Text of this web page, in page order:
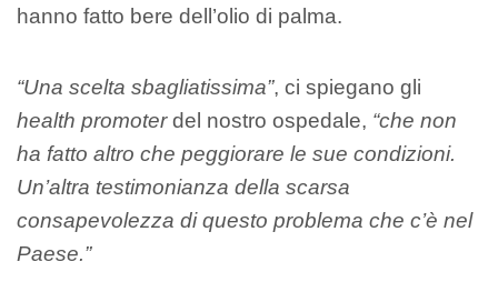
hanno fatto bere dell’olio di palma.
“Una scelta sbagliatissima”, ci spiegano gli
health promoterdel nostro ospedale, “che non
ha fatto altro che peggiorare le sue condizioni.
Un’altra testimonianza della scarsa
consapevolezza di questo problema che c’è nel
Paese.”